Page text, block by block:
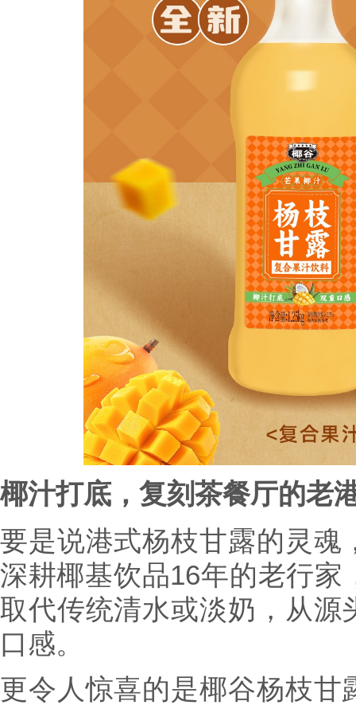
椰汁打底， 复刻茶餐厅的老
要是说港式杨枝甘露的灵魂
深耕椰基饮品16年的老行
取代传统清水或淡奶，从源
口感。
更令人惊喜的是椰谷杨枝